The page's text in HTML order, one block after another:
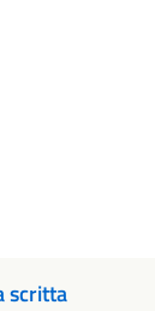
scritta